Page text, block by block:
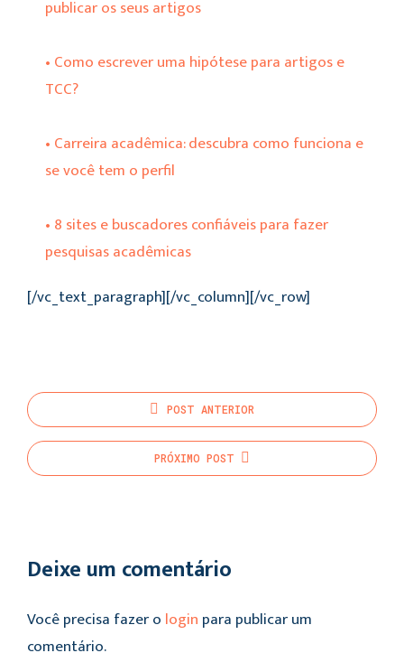
publicar os seus artigos
• Como escrever uma hipótese para artigos e
TCC?
• Carreira acadêmica: descubra como funciona e
se você tem o perfil
• 8 sites e buscadores confiáveis para fazer
pesquisas acadêmicas
[/vc_text_paragraph][/vc_column][/vc_row]
POST ANTERIOR
PRÓXIMO POST
Deixe um comentário
Você precisa fazer o login para publicar um
comentário.